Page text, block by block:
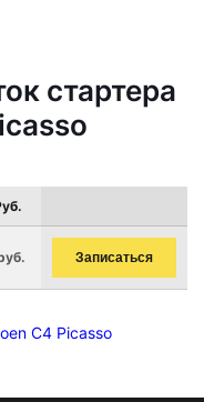
стартера
Записаться
C4 Picasso